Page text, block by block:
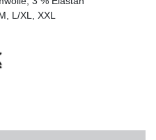
L/XL, XXL